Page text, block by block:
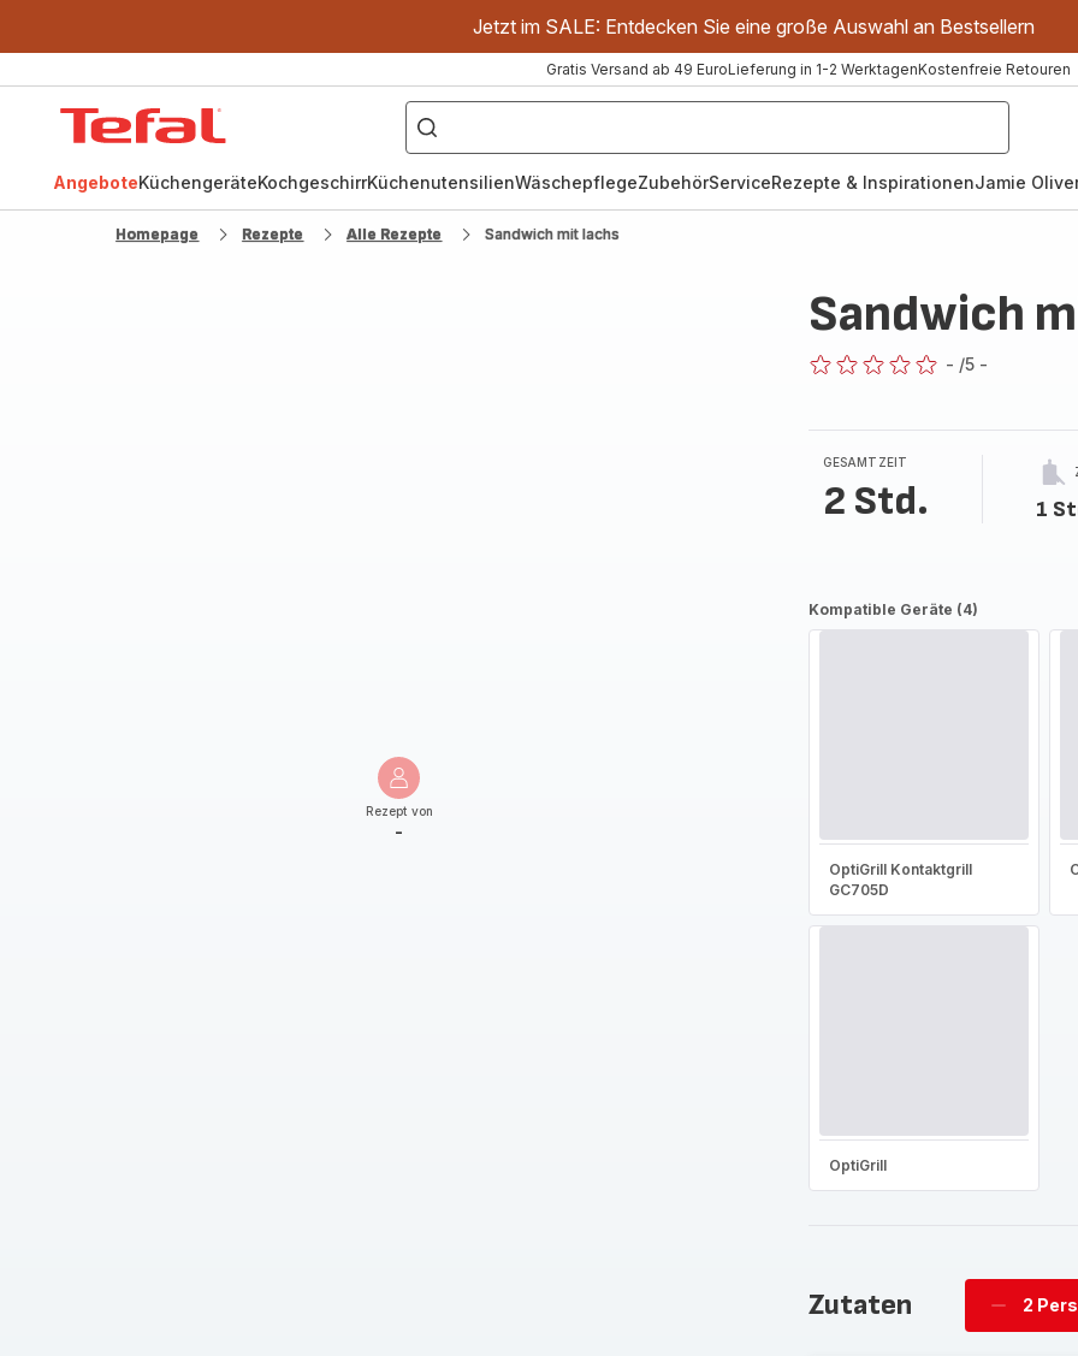
Jetzt im SALE: Entdecken Sie eine große Auswahl an Bestsellern
Gratis Versand ab 49 EuroLieferung in 1-2 WerktagenKostenfreie Retouren
["OptiGrill","Easy
Fry","Pfanne"]
AngeboteKüchengeräteKochgeschirrKüchenutensilienWäschepflegeZubehörServiceRezepte & InspirationenJamie
Homepage Rezepte Alle Rezepte Sandwich mit lachs
Rezept von
-
Sandwich
- /5 -
GESAMTZEIT
2 Std. 1
Kompatible Geräte (4)
OptiGrill Kontaktgrill
GC705D
OptiGrill
Zutaten
Personen
2